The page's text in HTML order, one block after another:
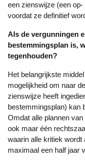
een zienswijze (een
voordat ze definitief
Als de vergunningen er zijn en er een nieuw
bestemmingsplan is,
tegenhouden?
Het belangrijkste middel dat tegenstanders hebben is de
mogelijkheid om naar
zienswijze heeft
bestemmingsplan) kan
Omdat alle plannen
ook maar één
waarin alle kritiek wordt
maximaal een half jaar